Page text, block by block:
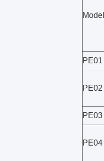
PE01
PE02
PE03
PE04